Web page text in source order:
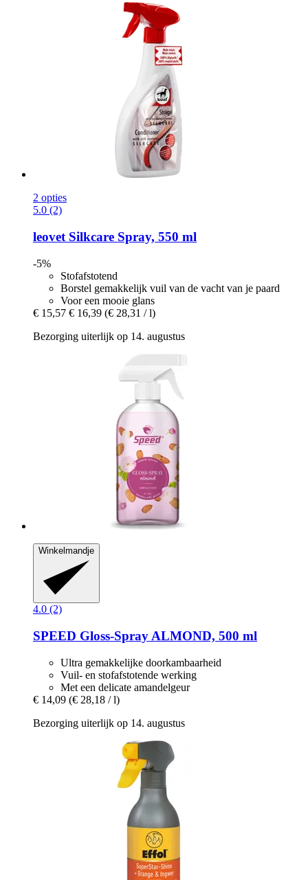
2 opties
5.0 (2)
leovet Silkcare Spray, 550 ml
-5%
Stofafstotend
Borstel gemakkelijk vuil van de vacht van je paard
Voor een mooie glans
€ 15,57 € 16,39 (€ 28,31 / l)
Bezorging uiterlijk op 14. augustus
Winkelmandje
4.0 (2)
SPEED Gloss-​Spray ALMOND, 500 ml
Ultra gemakkelijke doorkambaarheid
Vuil- en stofafstotende werking
Met een delicate amandelgeur
€ 14,09 (€ 28,18 / l)
Bezorging uiterlijk op 14. augustus